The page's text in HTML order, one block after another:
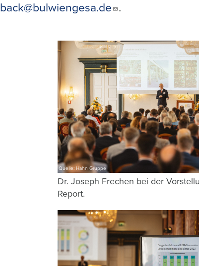
back@bulwiengesa.de .
Quelle: Hahn Gruppe
Dr. Joseph Frechen bei der
Report.